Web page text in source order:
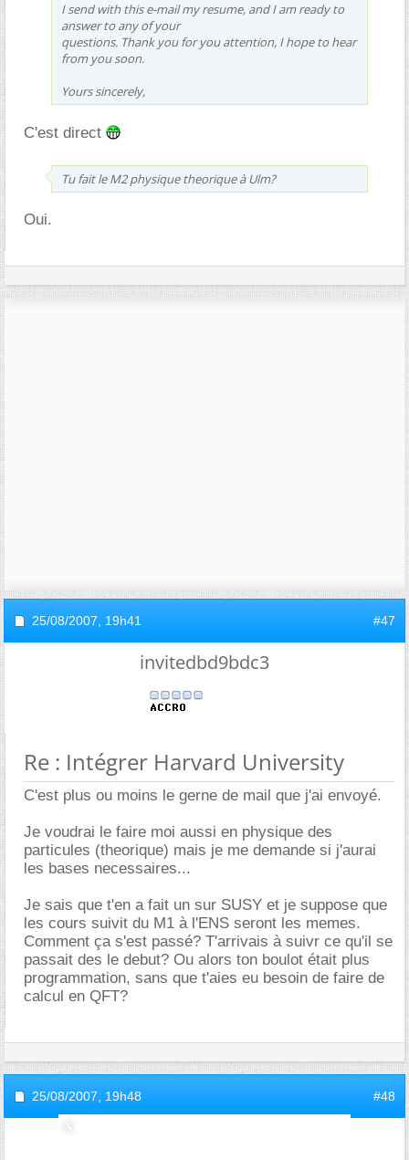
I send with this e-mail my resume, and I am ready to
answer to any of your
questions. Thank you for you attention, I hope to hear
from you soon.
Yours sincerely,
C'est direct
Tu fait le M2 physique theorique à Ulm?
Oui.
25/08/2007, 19h41 #47
invitedbd9bdc3
Re : Intégrer Harvard University
C'est plus ou moins le gerne de mail que j'ai envoyé.
Je voudrai le faire moi aussi en physique des
particules (theorique) mais je me demande si j'aurai
les bases necessaires...
Je sais que t'en a fait un sur SUSY et je suppose que
les cours suivit du M1 à l'ENS seront les memes.
Comment ça s'est passé? T'arrivais à suivr ce qu'il se
passait des le debut? Ou alors ton boulot était plus
programmation, sans que t'aies eu besoin de faire de
calcul en QFT?
25/08/2007, 19h48 #48